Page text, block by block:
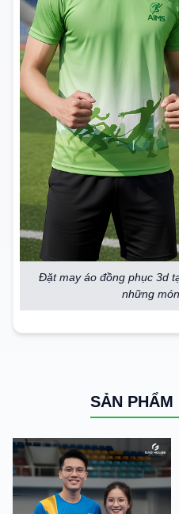
Đặt may áo đồng phục 3d
những
SẢN PHẨM